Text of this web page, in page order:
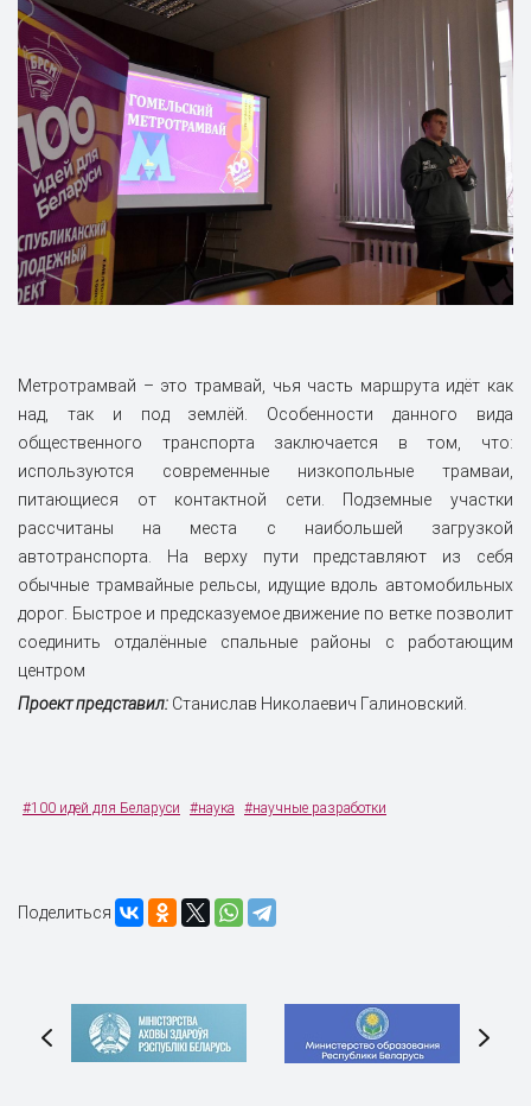
Метротрамвай – это трамвай, чья часть маршрута идёт как
над, так и под землёй. Особенности данного вида
общественного транспорта заключается в том, что:
используются современные низкопольные трамваи,
питающиеся от контактной сети. Подземные участки
рассчитаны на места с наибольшей загрузкой
автотранспорта. На верху пути представляют из себя
обычные трамвайные рельсы, идущие вдоль автомобильных
дорог. Быстрое и предсказуемое движение по ветке позволит
соединить отдалённые спальные районы с работающим
центром
Проект представил: Станислав Николаевич Галиновский.
#100 идей для Беларуси #наука #научные разработки
Поделиться